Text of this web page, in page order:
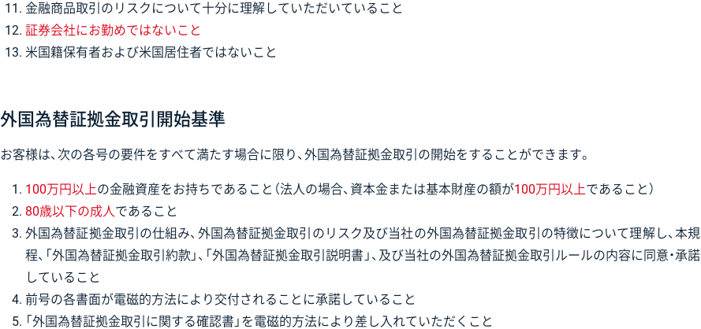
金融商品取引のリスクについて十分に理解していただいていること
証券会社にお勤めではないこと
米国籍保有者および米国居住者ではないこと
外国為替証拠金取引開始基準
お客様は、次の各号の要件をすべて満たす場合に限り、外国為替証拠金取引の開始をすることができます。
100万円以上の金融資産をお持ちであること（法人の場合、資本金または基本財産の額が100万円以上であること）
80歳以下の成人であること
外国為替証拠金取引の仕組み、外国為替証拠金取引のリスク及び当社の外国為替証拠金取引の特徴について理解し、本規
程、「外国為替証拠金取引約款」、「外国為替証拠金取引説明書」、及び当社の外国為替証拠金取引ルールの内容に同意・承諾
していること
前号の各書面が電磁的方法により交付されることに承諾していること
「外国為替証拠金取引に関する確認書」を電磁的方法により差し入れていただくこと